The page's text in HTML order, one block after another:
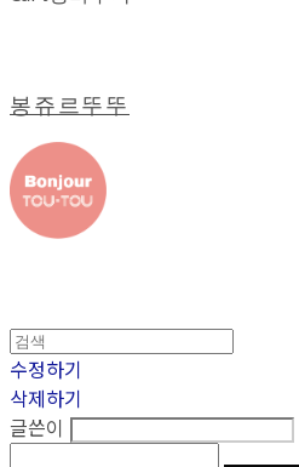
봉쥬르뚜뚜
수정하기
삭제하기
글쓴이